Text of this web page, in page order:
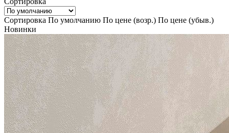
Сортировка По умолчанию По цене (возр.) По цене (убыв.)
Новинки